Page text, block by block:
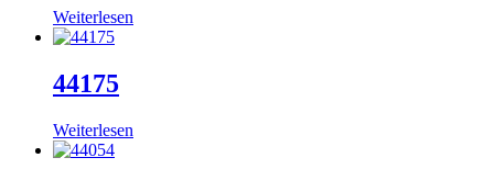
Weiterlesen
44175
Weiterlesen